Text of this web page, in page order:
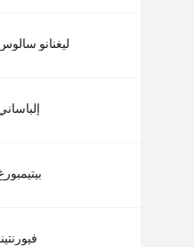
ليغنانو